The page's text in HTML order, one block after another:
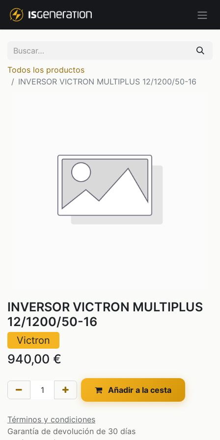
Todos los productos
INVERSOR VICTRON MULTIPLUS 12/1200/50-16
INVERSOR VICTRON MULTIPLUS
12/1200/50-16
Victron
940,00 €
Añadir a la cesta
Términos y condiciones
Garantía de devolución de 30 días